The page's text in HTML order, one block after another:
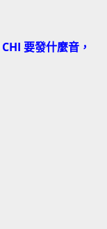
CHI 要發什麼音，